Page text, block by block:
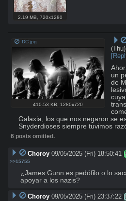
2.19 MB 720x1280
DC.jpg
410.53 KB 1280x720
un
de
Galaxia, los que nos negaron se
Snyderdioses siempre tuvimos
6 posts omitted.
Choroy 09/05/2025 (Fri) 18:50:41
>>15755
¿James Gunn es pedófilo o lo
apoyar a los nazis?
Choroy 09/05/2025 (Fri) 23:37:22